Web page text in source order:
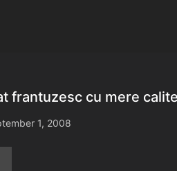
frantuzesc cu mere calite
1, 2008